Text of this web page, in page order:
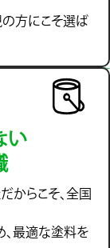
の方にこそ選ば
い
からこそ、全国
、最適な塗料を